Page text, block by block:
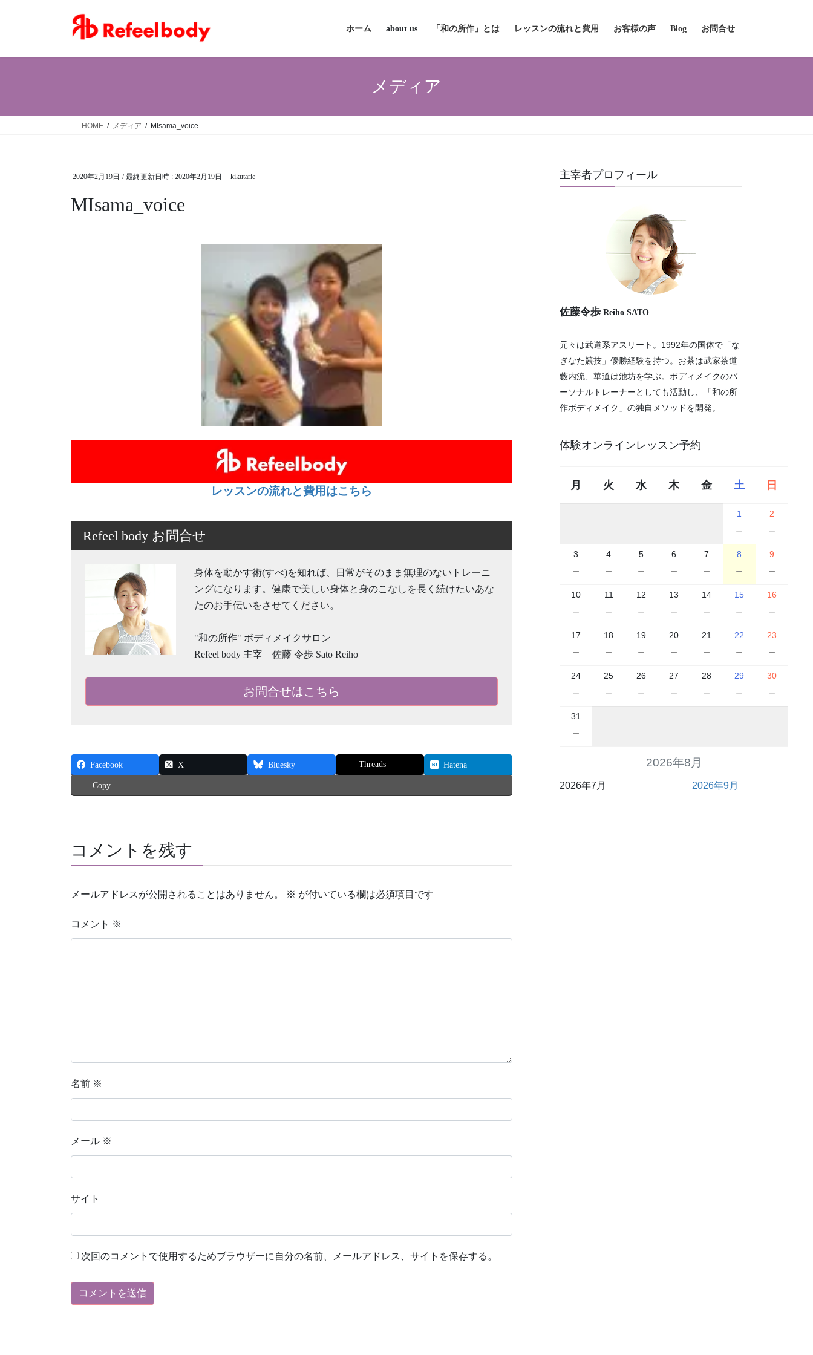
ホーム about us 「和の所作」とは レッスンの流れと費用 お客様の声 Blog お問合せ
メディア
HOME メディア MIsama_voice
2020年2月19日 / 最終更新日時 : 2020年2月19日 kikutarie
MIsama_voice
レッスンの流れと費用はこちら
Refeel body お問合せ
身体を動かす術(すべ)を知れば、日常がそのまま無理のないトレーニ
ングになります。健康で美しい身体と身のこなしを長く続けたいあな
たのお手伝いをさせてください。
"和の所作" ボディメイクサロン
Refeel body 主宰 佐藤 令歩 Sato Reiho
お問合せはこちら
Facebook X Bluesky Threads Hatena
Copy
コメントを残す
メールアドレスが公開されることはありません。 ※ が付いている欄は必須項目です
コメント ※
名前 ※
メール ※
サイト
次回のコメントで使用するためブラウザーに自分の名前、メールアドレス、サイトを保存する。
主宰者プロフィール
佐藤令歩Reiho SATO
元々は武道系アスリート。1992年の国体で「な
ぎなた競技」優勝経験を持つ。お茶は武家茶道
藪内流、華道は池坊を学ぶ。ボディメイクのパ
ーソナルトレーナーとしても活動し、「和の所
作ボディメイク」の独自メソッドを開発。
体験オンラインレッスン予約
2026年8月
月 火 水 木 金 土 日
1
－
2
－
3
－
4
－
5
－
6
－
7
－
8
－
9
－
10
－
11
－
12
－
13
－
14
－
15
－
16
－
17
－
18
－
19
－
20
－
21
－
22
－
23
－
24
－
25
－
26
－
27
－
28
－
29
－
30
－
31
－
2026年7月 2026年9月